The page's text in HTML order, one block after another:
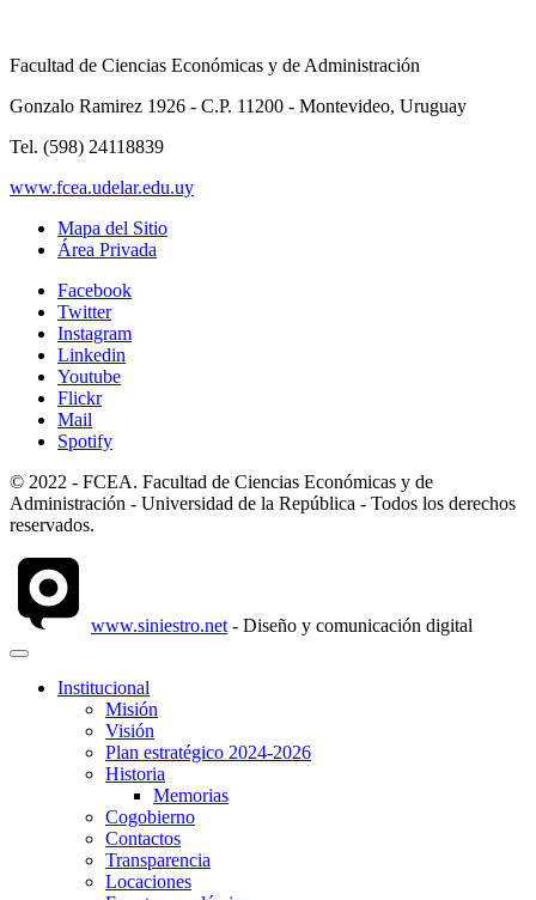
Facultad de Ciencias Económicas y de Administración
Gonzalo Ramirez 1926 - C.P. 11200 - Montevideo, Uruguay
Tel. (598) 24118839
www.fcea.udelar.edu.uy
Mapa del Sitio
Área Privada
Facebook
Twitter
Instagram
Linkedin
Youtube
Flickr
Mail
Spotify
© 2022 - FCEA. Facultad de Ciencias Económicas y de
Administración - Universidad de la República - Todos los derechos
reservados.
www.siniestro.net - Diseño y comunicación digital
Institucional
Misión
Visión
Plan estratégico 2024-2026
Historia
Memorias
Cogobierno
Contactos
Transparencia
Locaciones